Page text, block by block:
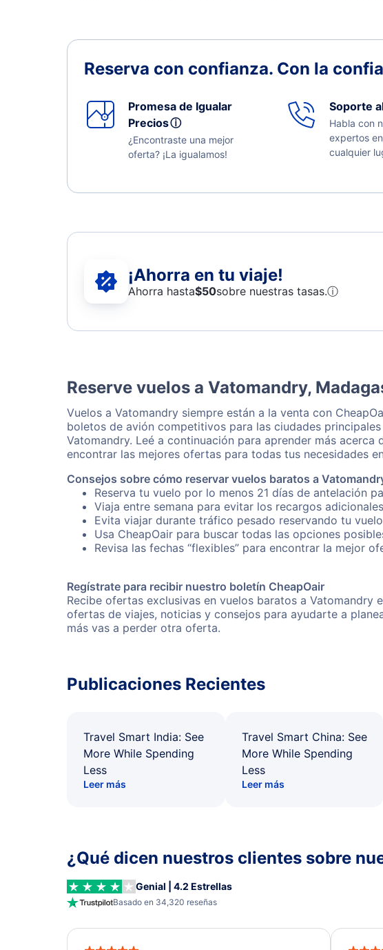
Reserva con confianza. Con la
Promesa de Igualar
Preciosⓘ
¿Encontraste una mejor
oferta? ¡La igualamos!
Soporte
Habla con
expertos
cualquier
¡Ahorra en tu viaje!
Ahorra hasta$50sobre nuestras tasas.ⓘ
Reserve vuelos a Vatomandry,
Vuelos a Vatomandry siempre están a la venta con
boletos de avión competitivos para las ciudades
Vatomandry. Leé a continuación para aprender más
encontrar las mejores ofertas para todas tus necesidades
Consejos sobre cómo reservar vuelos baratos a
Reserva tu vuelo por lo menos 21 días de antelación
Viaja entre semana para evitar los recargos
Evita viajar durante tráfico pesado reservando tu
Usa CheapOair para buscar todas las opciones
Revisa las fechas “flexibles” para encontrar la mejor
Regístrate para recibir nuestro boletín CheapOair
Recibe ofertas exclusivas en vuelos baratos a
ofertas de viajes, noticias y consejos para ayudarte a
más vas a perder otra oferta.
Publicaciones Recientes
Travel Smart India: See
More While Spending
Less
Leer más
Travel Smart China: See
More While Spending
Less
Leer más
¿Qué dicen nuestros clientes sobre
Genial | 4.2 Estrellas
Basado en 34,320 reseñas